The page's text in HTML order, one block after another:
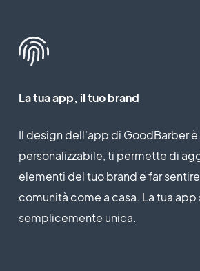
La tua app, il tuo brand
Il design dell'app di GoodBarber
personalizzabile, ti permette di
elementi del tuo brand e far
comunità come a casa. La tua app
semplicemente unica.